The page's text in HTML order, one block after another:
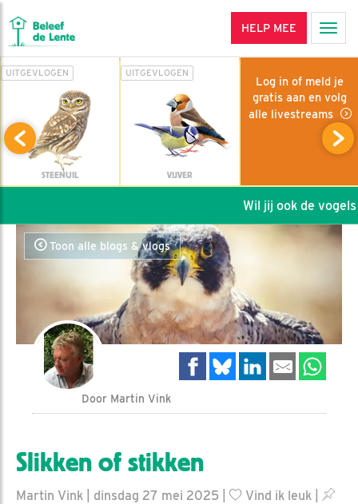
HELP MEE
UITGEVLOGEN
STEENUIL
UITGEVLOGEN
VIJVER
Log in of meld je
gratis aan en volg
alle livestreams
Wil jij ook de vogels
Toon alle blogs & vlogs
Door Martin Vink
Slikken of stikken
Martin Vink | dinsdag 27 mei 2025 | Vind ik leuk